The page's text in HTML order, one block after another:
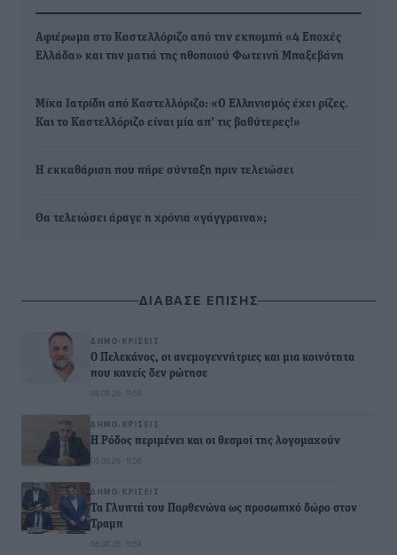
Αφιέρωμα στο Καστελλόριζο από την εκπομπή «4 Εποχές
Ελλάδα» και την ματιά της ηθοποιού Φωτεινή Μπαξεβάνη
Μίκα Ιατρίδη από Καστελλόριζο: «Ο Ελληνισμός έχει ρίζες.
Και το Καστελλόριζο είναι μία απ’ τις βαθύτερες!»
Η εκκαθάριση που πήρε σύνταξη πριν τελειώσει
Θα τελειώσει άραγε η χρόνια «γάγγραινα»;
ΔΙΑΒΑΣΕ ΕΠΙΣΗΣ
ΔΗΜΟ-ΚΡΊΣΕΙΣ
Ο Πελεκάνος, οι ανεμογεννήτριες και μια κοινότητα
που κανείς δεν ρώτησε
08.08.26 · 11:58
ΔΗΜΟ-ΚΡΊΣΕΙΣ
Η Ρόδος περιμένει και οι θεσμοί της λογομαχούν
08.08.26 · 11:56
ΔΗΜΟ-ΚΡΊΣΕΙΣ
Τα Γλυπτά του Παρθενώνα ως προσωπικό δώρο στον
Τραμπ
08.08.26 · 11:54